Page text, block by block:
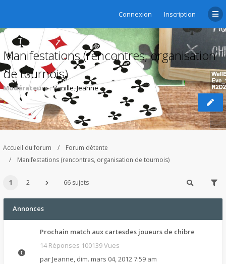
Connexion Inscription
Manifestations (rencontres, organisation
de tournois)
Modérateurs :Vanille,Jeanne
Accueil du forum
Forum détente
Manifestations (rencontres, organisation de tournois)
1 2 66 sujets
Annonces
Prochain match aux cartesdes joueurs de chibre
14 Réponses 100139 Vues
par Jeanne, dim. mars 04, 2012 7:59 am